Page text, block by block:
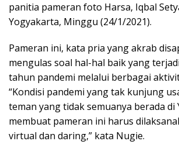
panitia pameran foto Harsa, Iqbal
Yogyakarta, Minggu (24/1/2021).
Pameran ini, kata pria yang akrab
mengulas soal hal-hal baik yang
tahun pandemi melalui berbagai
“Kondisi pandemi yang tak kunjung
teman yang tidak semuanya berada di
membuat pameran ini harus
virtual dan daring,” kata Nugie.